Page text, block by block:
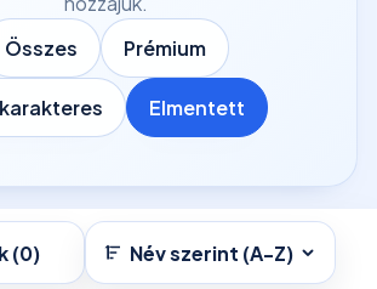
Összes
Prémium
Elmentett
(0) Név szerint (A-Z)